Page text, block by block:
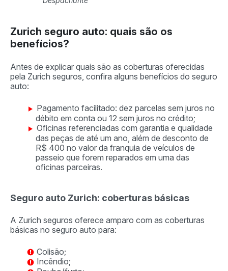
Zurich seguro auto: quais são os
benefícios?
Antes de explicar quais são as coberturas oferecidas
pela Zurich seguros, confira alguns benefícios do seguro
auto:
Pagamento facilitado: dez parcelas sem juros no
débito em conta ou 12 sem juros no crédito;
Oficinas referenciadas com garantia e qualidade
das peças de até um ano, além de desconto de
R$ 400 no valor da franquia de veículos de
passeio que forem reparados em uma das
oficinas parceiras.
Seguro auto Zurich: coberturas básicas
A Zurich seguros oferece amparo com as coberturas
básicas no seguro auto para:
Colisão;
Incêndio;